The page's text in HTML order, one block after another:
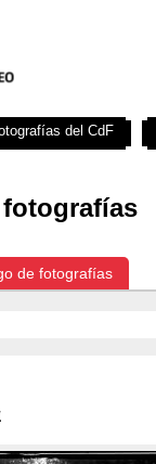
de fotografías
del CdF